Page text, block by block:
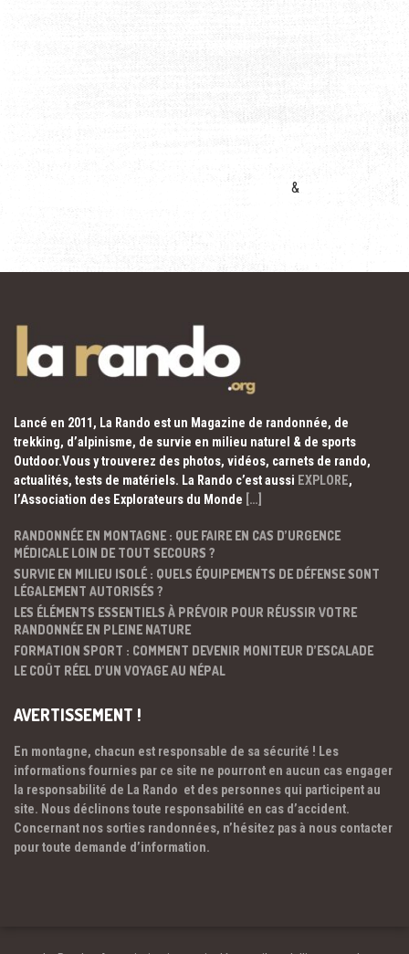
&
Lancé en 2011, La Rando est un Magazine de randonnée, de
trekking, d’alpinisme, de survie en milieu naturel & de sports
Outdoor.Vous y trouverez des photos, vidéos, carnets de rando,
actualités, tests de matériels. La Rando c’est aussi EXPLORE,
l’Association des Explorateurs du Monde […]
RANDONNÉE EN MONTAGNE : QUE FAIRE EN CAS D’URGENCE
MÉDICALE LOIN DE TOUT SECOURS ?
SURVIE EN MILIEU ISOLÉ : QUELS ÉQUIPEMENTS DE DÉFENSE SONT
LÉGALEMENT AUTORISÉS ?
LES ÉLÉMENTS ESSENTIELS À PRÉVOIR POUR RÉUSSIR VOTRE
RANDONNÉE EN PLEINE NATURE
FORMATION SPORT : COMMENT DEVENIR MONITEUR D’ESCALADE
LE COÛT RÉEL D’UN VOYAGE AU NÉPAL
AVERTISSEMENT !
En montagne, chacun est responsable de sa sécurité ! Les
informations fournies par ce site ne pourront en aucun cas engager
la responsabilité de La Rando et des personnes qui participent au
site. Nous déclinons toute responsabilité en cas d’accident.
Concernant nos sorties randonnées, n’hésitez pas à nous contacter
pour toute demande d’information.